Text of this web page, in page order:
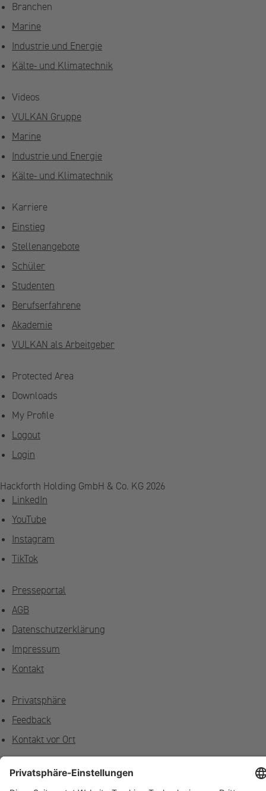
Branchen
Marine
Industrie und Energie
Kälte- und Klimatechnik
Videos
VULKAN Gruppe
Marine
Industrie und Energie
Kälte- und Klimatechnik
Karriere
Einstieg
Stellenangebote
Schüler
Studenten
Berufserfahrene
Akademie
VULKAN als Arbeitgeber
Protected Area
Downloads
My Profile
Logout
Login
Hackforth Holding GmbH & Co. KG 2026
LinkedIn
YouTube
Instagram
TikTok
Presseportal
AGB
Datenschutzerklärung
Impressum
Kontakt
Privatsphäre
Feedback
Kontakt vor Ort